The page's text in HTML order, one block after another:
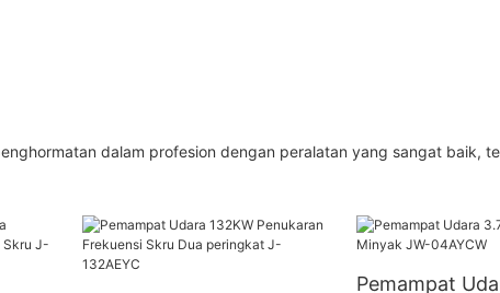
dalam profesion dengan peralatan yang sangat baik,
Pemampat